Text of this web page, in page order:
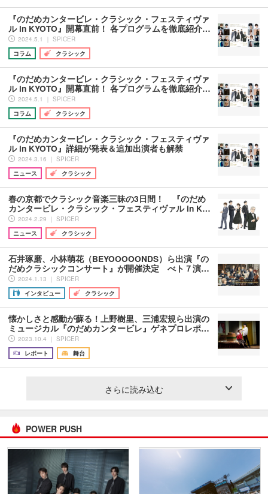
『のだめカンタービレ・クラシック・フェスティヴァ
ル in KYOTO』開幕直前！ 各プログラムを徹底紹介…
2024.5.1 ｜ SPICER
コラム
クラシック
『のだめカンタービレ・クラシック・フェスティヴァ
ル in KYOTO』開幕直前！ 各プログラムを徹底紹介…
2024.5.1 ｜ SPICER
コラム
クラシック
『のだめカンタービレ・クラシック・フェスティヴァ
ル in KYOTO』詳細が発表＆追加出演者も解禁
2024.3.16 ｜ SPICER
ニュース
クラシック
春の京都でクラシック音楽三昧の3日間！ 『のだめ
カンタービレ・クラシック・フェスティヴァル in K…
2024.2.29 ｜ SPICER
ニュース
クラシック
石井琢磨、小林萌花（BEYOOOOONDS）ら出演『の
だめクラシックコンサート』が開催決定 べト７演…
2024.1.13 ｜ SPICER
インタビュー
クラシック
懐かしさと感動が蘇る！上野樹里、三浦宏規ら出演の
ミュージカル『のだめカンタービレ』ゲネプロレポ…
2023.10.4 ｜ SPICER
レポート
舞台
さらに読み込む
POWER PUSH